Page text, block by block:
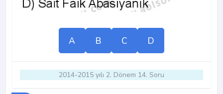
A B C D
2014-2015 yılı 2. Dönem 14. Soru